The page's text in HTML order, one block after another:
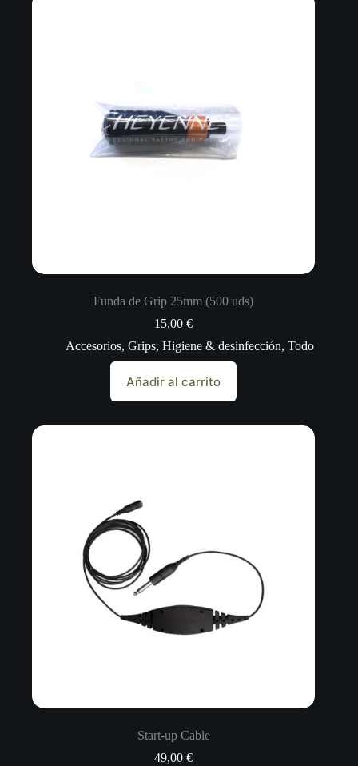
Funda de Grip 25mm (500 uds)
15,00€
Accesorios, Grips, Higiene & desinfección, Todo
Añadir al carrito
Start-up Cable
49,00€